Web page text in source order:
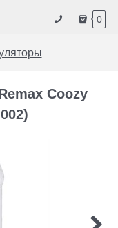
0
Coozy